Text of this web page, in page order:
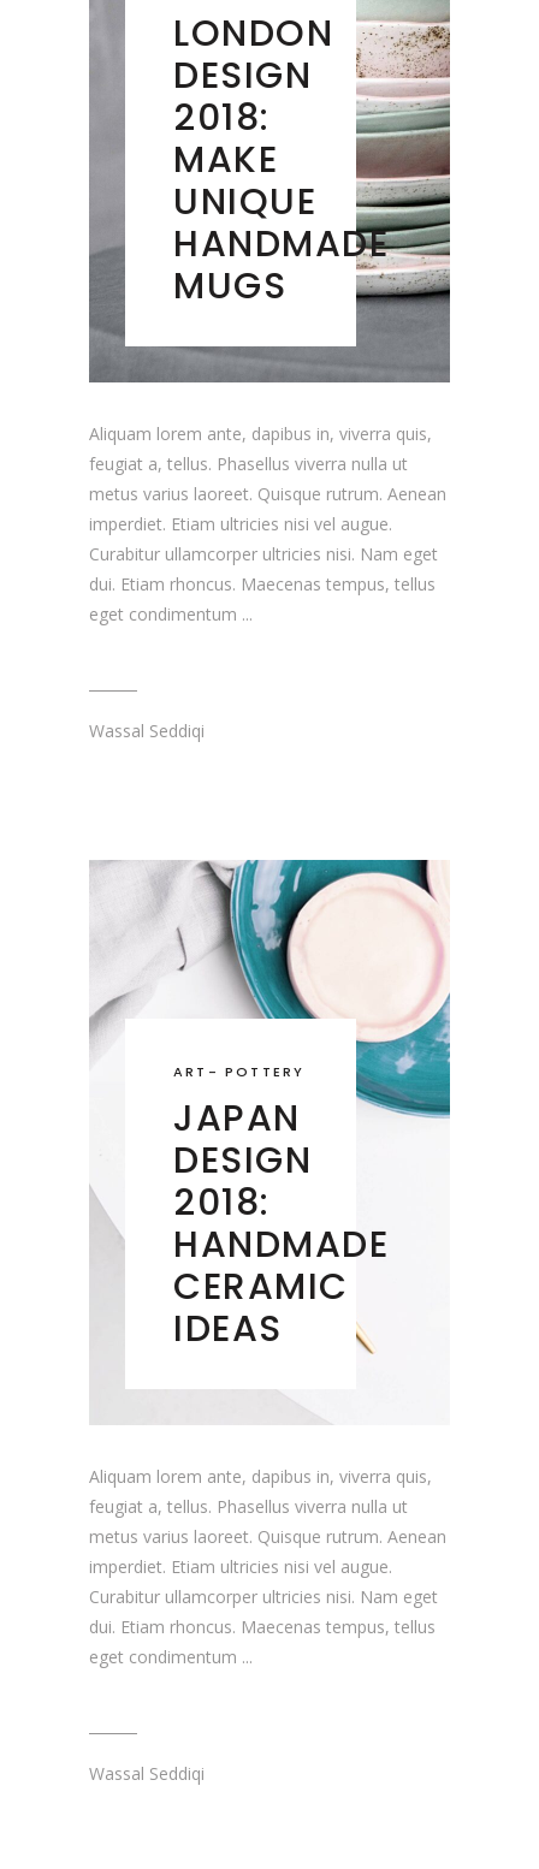
LONDON
DESIGN
2018:
MAKE
UNIQUE
HANDMADE
MUGS
Aliquam lorem ante, dapibus in, viverra quis,
feugiat a, tellus. Phasellus viverra nulla ut
metus varius laoreet. Quisque rutrum. Aenean
imperdiet. Etiam ultricies nisi vel augue.
Curabitur ullamcorper ultricies nisi. Nam eget
dui. Etiam rhoncus. Maecenas tempus, tellus
eget condimentum
Wassal Seddiqi
ART -POTTERY
JAPAN
DESIGN
2018:
HANDMADE
CERAMIC
IDEAS
Aliquam lorem ante, dapibus in, viverra quis,
feugiat a, tellus. Phasellus viverra nulla ut
metus varius laoreet. Quisque rutrum. Aenean
imperdiet. Etiam ultricies nisi vel augue.
Curabitur ullamcorper ultricies nisi. Nam eget
dui. Etiam rhoncus. Maecenas tempus, tellus
eget condimentum
Wassal Seddiqi